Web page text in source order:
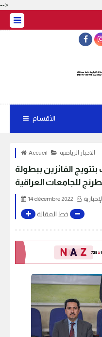
-->
الأقسام
Accueil الاخبار الرياضية
بتتويج الفائزين ببطولة
للجامعات العراقية
14 décembre 2022
خط المقالة